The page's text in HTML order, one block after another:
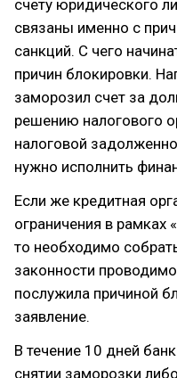
счету юридического
связаны именно с
санкций. С чего
причин блокировки.
заморозил счет за
решению налогового
налоговой
нужно исполнить
Если же кредитная
ограничения в рамках
то необходимо
законности
послужила причиной
заявление.
В течение 10 дней
снятии заморозки